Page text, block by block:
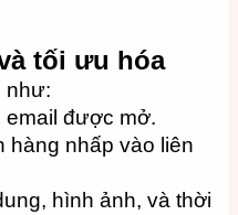
tối ưu hóa
như:
email được mở.
hàng nhấp vào liên
hình ảnh, và thời